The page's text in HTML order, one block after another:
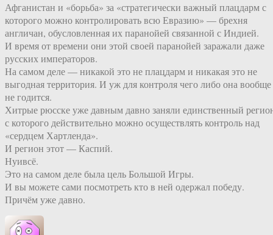
Афганистан и «борьба» за «стратегически важный плацдарм с
которого можно контролировать всю Евразию» — брехня
англичан, обусловленная их паранойей связанной с Индией.
И время от времени они этой своей паранойей заражали даже
русских императоров.
На самом деле — никакой это не плацдарм и никакая это не
выгодная территория. И уж для контроля чего либо она вообще
не годится.
Хитрые рюсске уже давным давно заняли единственный
с которого действительно можно осуществлять контроль над
«сердцем Хартленда».
И регион этот — Каспий.
Нуивсё.
Это на самом деле была цель Большой Игры.
И вы можете сами посмотреть кто в ней одержал победу.
Причём уже давно.